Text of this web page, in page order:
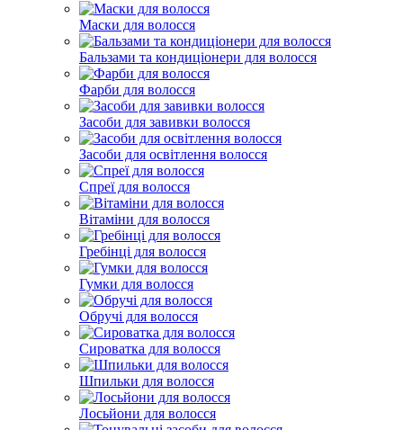
Маски для волосся
Бальзами та кондиціонери для волосся
Фарби для волосся
Засоби для завивки волосся
Засоби для освітлення волосся
Спреї для волосся
Вітаміни для волосся
Гребінці для волосся
Гумки для волосся
Обручі для волосся
Сироватка для волосся
Шпильки для волосся
Лосьйони для волосся